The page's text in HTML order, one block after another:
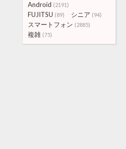
Android (2191)
FUJITSU (89) シニア (94)
スマートフォン (2885)
複雑 (75)